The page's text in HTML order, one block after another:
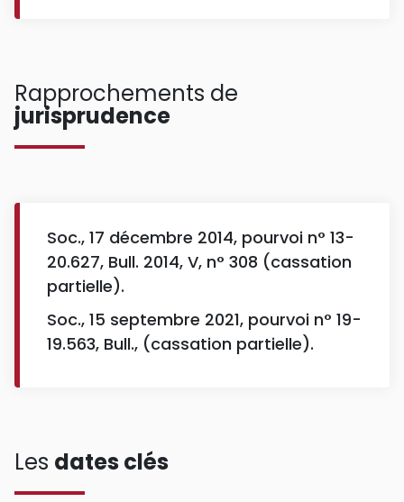
Rapprochements de
jurisprudence
Soc., 17 décembre 2014, pourvoi n° 13-
20.627, Bull. 2014, V, n° 308 (cassation
partielle).
Soc., 15 septembre 2021, pourvoi n° 19-
19.563, Bull., (cassation partielle).
Les dates clés